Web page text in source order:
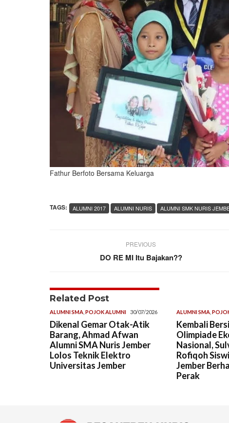
Fathur Berfoto Bersama Keluarga
TAGS: ALUMNI 2017 ALUMNI NURIS ALUMNI SMK NURIS
PREVIOUS
DO RE MI Itu Bajakan??
Related Post
ALUMNI SMA POJOK ALUMNI 30/07/2026
Dikenal Gemar Otak-Atik
Barang, Ahmad Afwan
Alumni SMA Nuris Jember
Lolos Teknik Elektro
Universitas Jember
ALUMNI SMA,
Kembali
Olimpiade
Nasional,
Rofiqoh
Jember
Perak